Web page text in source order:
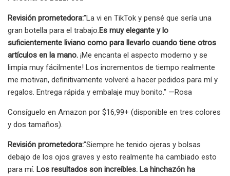
Revisión prometedora:"La vi en TikTok y pensé que sería una
gran botella para el trabajo.Es muy elegante y lo
suficientemente liviano como para llevarlo cuando tiene otros
artículos en la mano. ¡Me encanta el aspecto moderno y se
limpia muy fácilmente! Los incrementos de tiempo realmente
me motivan, definitivamente volveré a hacer pedidos para mí y
regalos. Entrega rápida y embalaje muy bonito." —Rosa
Consíguelo en Amazon por $16,99+ (disponible en tres colores
y dos tamaños).
Revisión prometedora:"Siempre he tenido ojeras y bolsas
debajo de los ojos graves y esto realmente ha cambiado esto
para mí. Los resultados son increíbles. La hinchazón ha